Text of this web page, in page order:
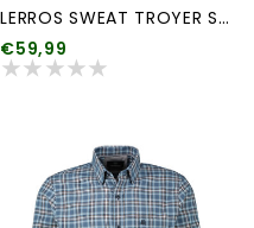
LERROS SWEAT TROYER SELANIK (2 kleuren)
€59,99